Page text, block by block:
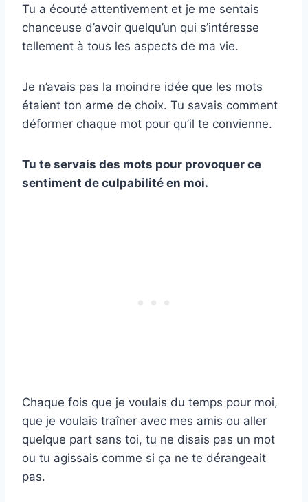
Tu a écouté attentivement et je me sentais
chanceuse d’avoir quelqu’un qui s’intéresse
tellement à tous les aspects de ma vie.
Je n’avais pas la moindre idée que les mots
étaient ton arme de choix. Tu savais comment
déformer chaque mot pour qu’il te convienne.
Tu te servais des mots pour provoquer ce
sentiment de culpabilité en moi.
Chaque fois que je voulais du temps pour moi,
que je voulais traîner avec mes amis ou aller
quelque part sans toi, tu ne disais pas un mot
ou tu agissais comme si ça ne te dérangeait
pas.